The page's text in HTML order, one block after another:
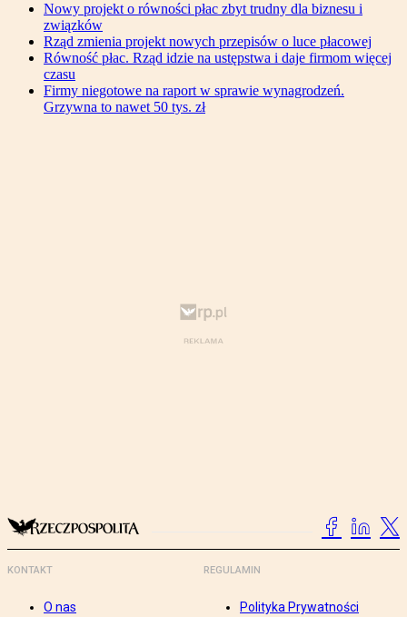
Nowy projekt o równości płac zbyt trudny dla biznesu i
związków
Rząd zmienia projekt nowych przepisów o luce płacowej
Równość płac. Rząd idzie na ustępstwa i daje firmom więcej
czasu
Firmy niegotowe na raport w sprawie wynagrodzeń.
Grzywna to nawet 50 tys. zł
KONTAKT
O nas
REGULAMIN
Polityka Prywatności